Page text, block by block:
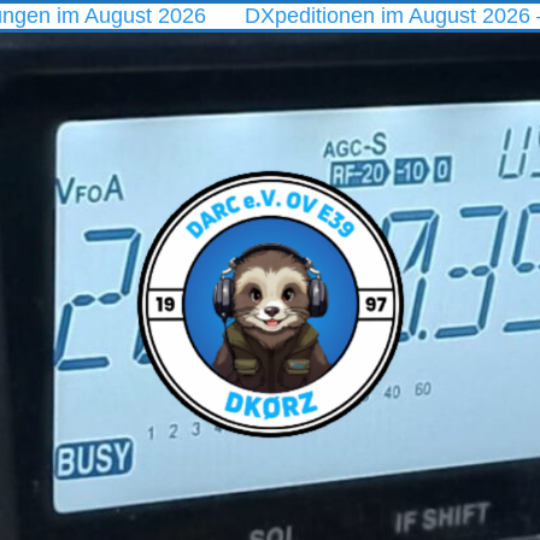
2026 DXpeditionen im August 2026 – vom
Ortsverband